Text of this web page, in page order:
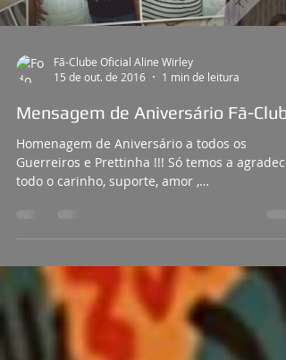
Fã-Clube Oficial Aline Wirley
15 de out. de 2016
1 min de leitura
Mensagem de Aniversário Fã-
Homenagem de Aniversário a todos os
companheirismo ,...